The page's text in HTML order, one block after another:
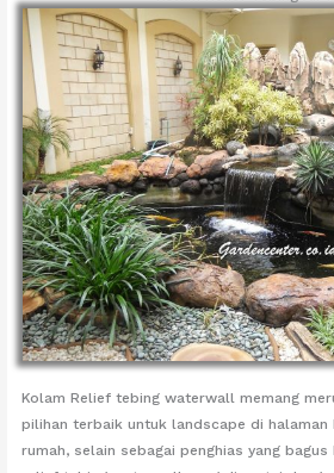
Kolam Relief tebing waterwall memang
pilihan terbaik untuk landscape di halaman
rumah, selain sebagai penghias yang